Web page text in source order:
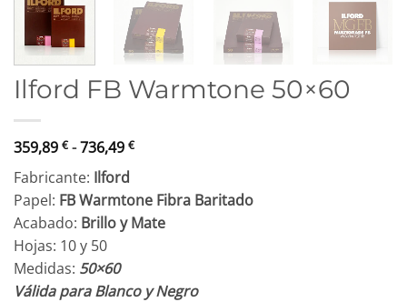
Ilford FB Warmtone 50×60
359,89 € -736,49 €Rango
precios:
desde
736,49 €
Fabricante: Ilford
Papel: FB Warmtone Fibra Baritado
Acabado: Brillo y Mate
Hojas: 10 y 50
Medidas: 50×60
Válida para Blanco y Negro